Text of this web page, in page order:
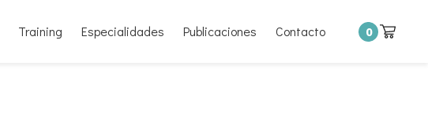
Training Especialidades Publicaciones Contacto 0